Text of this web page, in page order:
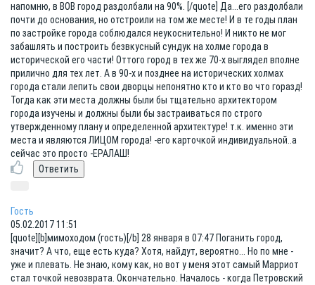
напомню, в ВОВ город раздолбали на 90%. [/quote] Да...его раздолбали
почти до основания, но отстроили на том же месте! И в те годы план
по застройке города соблюдался неукоснительно! И никто не мог
забашлять и построить безвкусный сундук на холме города в
исторической его части! Оттого город в тех же 70-х выглядел вполне
прилично для тех лет. А в 90-х и позднее на исторических холмах
города стали лепить свои дворцы непонятно кто и кто во что горазд!
Тогда как эти места должны были бы тщательно архитектором
города изучены и должны были бы застраиваться по строго
утвержденному плану и определенной архитектуре! т.к. именно эти
места и являются ЛИЦОМ города! -его карточкой индивидуальной..а
сейчас это просто -ЕРАЛАШ!
Гость
05.02.2017 11:51
[quote][b]мимоходом (гость)[/b] 28 января в 07:47 Поганить город,
значит? А что, еще есть куда? Хотя, найдут, вероятно... Но по мне -
уже и плевать. Не знаю, кому как, но вот у меня этот самый Марриот
стал точкой невозврата. Окончательно. Началось - когда Петровский